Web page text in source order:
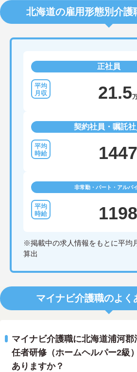
北海道の雇用形態別介護
正社員
21.5
契約社員・嘱託社
1447
非常勤・パート・アルバ
1198
※掲載中の求人情報をもとに平均
算出
マイナビ介護職のよく
マイナビ介護職に北海道浦河郡
任者研修（ホームヘルパー2級
ありますか？